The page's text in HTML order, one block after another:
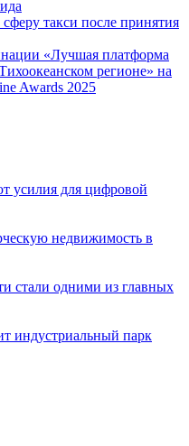
такси после принятия
«Лучшая платформа
регионе» на
Awards 2025
усилия для цифровой
недвижимость в
стали одними из главных
индустриальный парк